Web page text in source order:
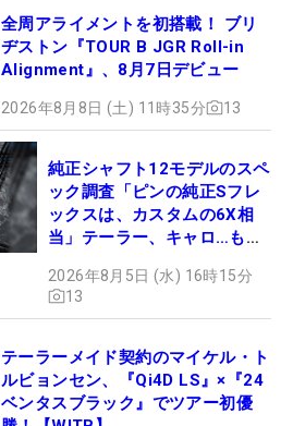
全周アライメントを初搭載！ ブリ
ヂストン『TOUR B JGR Roll-in
Alignment』、8月7日デビュー
2026年8月8日 (土) 11時35分 13
純正シャフト12モデルのスペ
ック調査「ピンの純正Sフレ
ックスは、カスタムの6X相
当」テーラー、キャロ…もチ
2026年8月5日 (水) 16時15分
13
テーラーメイド契約のマイケル・ト
ルビョンセン、『Qi4D LS』×『24
ベンタスブラック』でツアー初優